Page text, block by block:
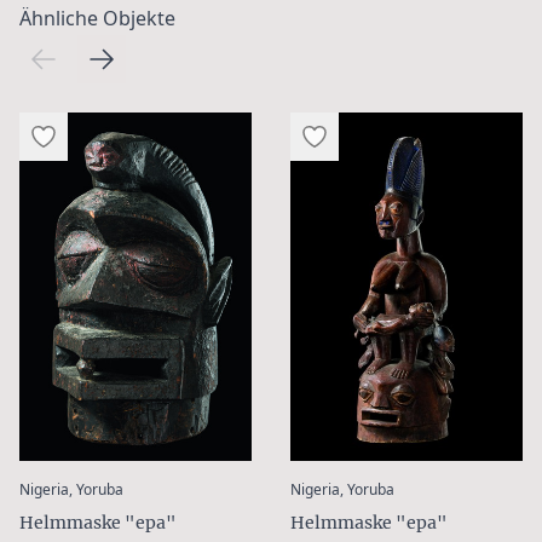
Ähnliche Objekte
Nigeria, Yoruba
Helmmaske "epa"
Nigeria, Yoruba
Helmmaske "epa"